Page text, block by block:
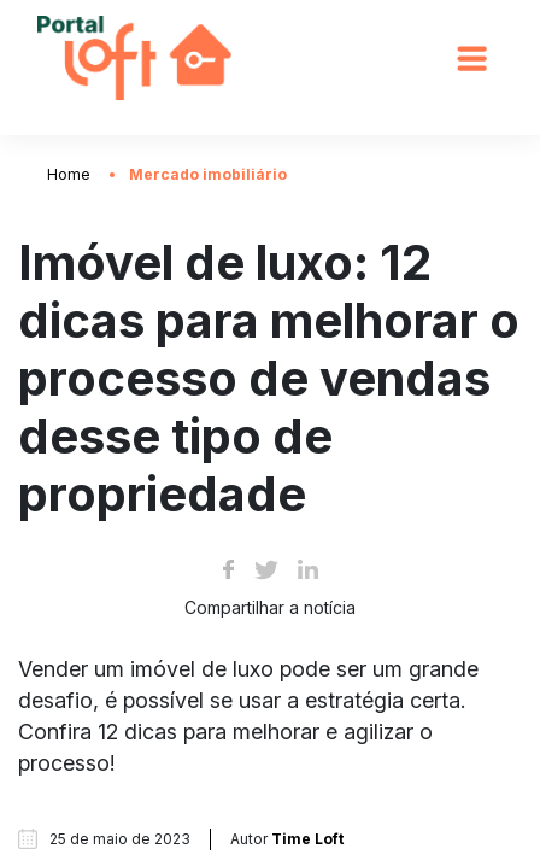
Home Mercado imobiliário
Imóvel de luxo: 12
dicas para melhorar o
processo de vendas
desse tipo de
propriedade
Compartilhar a notícia
Vender um imóvel de luxo pode ser um grande
desafio, é possível se usar a estratégia certa.
Confira 12 dicas para melhorar e agilizar o
processo!
25 de maio de 2023 Autor Time Loft